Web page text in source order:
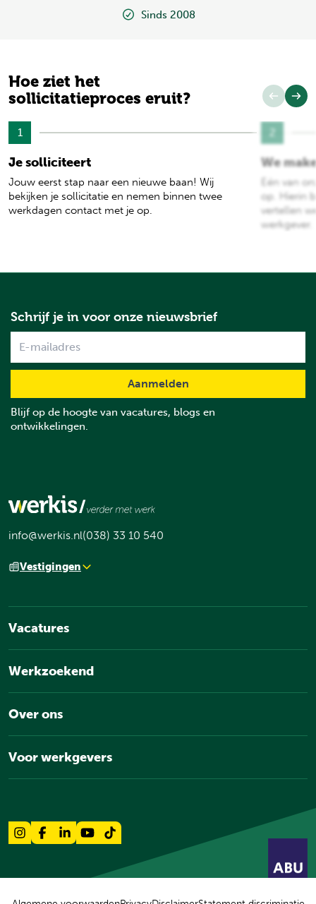
Sinds 2008
Hoe ziet het
sollicitatieproces eruit?
1
Je solliciteert
Jouw eerst stap naar een nieuwe baan! Wij
bekijken je sollicitatie en nemen binnen twee
werkdagen contact met je op.
We
Eén van
op. Hierin
vertellen
werkgever.
Schrijf je in voor onze nieuwsbrief
Blijf op de hoogte van vacatures, blogs en
ontwikkelingen.
info@werkis.nl(038) 33 10 540
Vestigingen
Vacatures
Werkzoekend
Over ons
Voor werkgevers